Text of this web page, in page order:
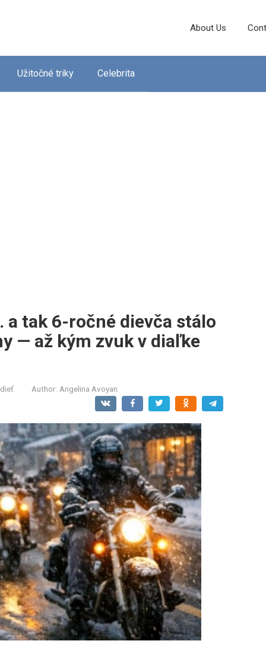
About Us
Užitočné triky Celebrita
tak 6-ročné dievča stálo
— až kým zvuk v diaľke
Author: Angelina Avoyan